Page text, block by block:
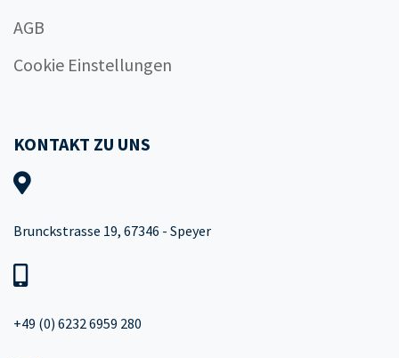
AGB
Cookie Einstellungen
KONTAKT ZU UNS
Brunckstrasse 19, 67346 - Speyer
+49 (0) 6232 6959 280